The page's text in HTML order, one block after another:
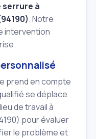
serrure à
. Notre
intervention
prend en compte
se déplace
de travail à
pour évaluer
le problème et